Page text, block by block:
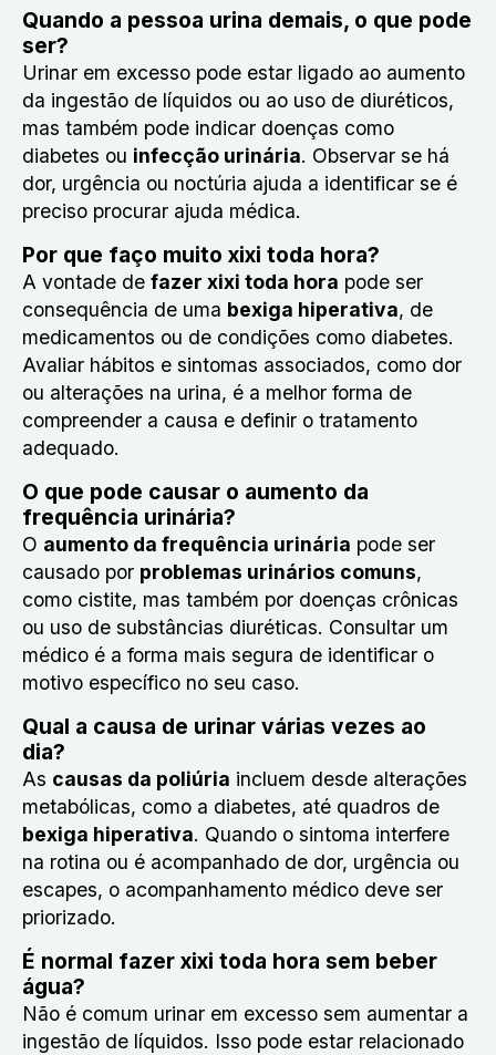
Quando a pessoa urina demais, o que pode
ser?
Urinar em excesso pode estar ligado ao aumento
da ingestão de líquidos ou ao uso de diuréticos,
mas também pode indicar doenças como
diabetes ou infecção urinária. Observar se há
dor, urgência ou noctúria ajuda a identificar se é
preciso procurar ajuda médica.
Por que faço muito xixi toda hora?
A vontade de fazer xixi toda hora pode ser
consequência de uma bexiga hiperativa, de
medicamentos ou de condições como diabetes.
Avaliar hábitos e sintomas associados, como dor
ou alterações na urina, é a melhor forma de
compreender a causa e definir o tratamento
adequado.
O que pode causar o aumento da
frequência urinária?
O aumento da frequência urinária pode ser
causado por problemas urinários comuns,
como cistite, mas também por doenças crônicas
ou uso de substâncias diuréticas. Consultar um
médico é a forma mais segura de identificar o
motivo específico no seu caso.
Qual a causa de urinar várias vezes ao
dia?
As causas da poliúria incluem desde alterações
metabólicas, como a diabetes, até quadros de
bexiga hiperativa. Quando o sintoma interfere
na rotina ou é acompanhado de dor, urgência ou
escapes, o acompanhamento médico deve ser
priorizado.
É normal fazer xixi toda hora sem beber
água?
Não é comum urinar em excesso sem aumentar a
ingestão de líquidos. Isso pode estar relacionado